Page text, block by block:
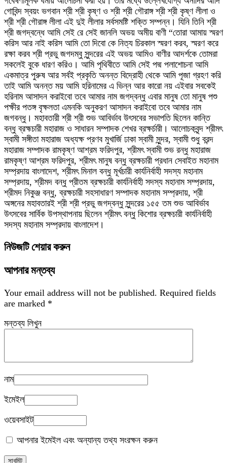
গোবিন্দ স্বয়ং ভগবান শ্রী শ্রী কৃষ্ণ ও শ্রী শ্রী গৌরাঙ্গ শ্রী শ্রী কৃষ্ণ লীলা ও
শ্রী শ্রী গৌরাঙ্গ লীলা এই দুই লীলার সর্বসমষ্টি শক্তি সম্পন্ন। যিনি তিনি শ্রী
শ্রী জগদ্বন্ধে আমি সেই রে সেই জানলি অভয় অমীয় বাণী “তোরা আমায় স্মরণ
করিস আর নাই করিস আমি তো দিবো কে নিত্য চিরকাল স্মরণ করব, স্মরণ করে
রক্ষা করব শ্রী প্রভু জগদম্বু সুন্দরের এই অভয় আমিও বাণীর আদর্শকে তোমরা
সকলেই বুকে ধারণ করিও। আমি পৃথিবীতে আমি সেই পদ্ম পলাশোচনা আমি
একমাত্র পুরুষ আর সর্বই প্রকৃতি অনন্ত বিদ্রোহী থেকে আমি পূজা গ্রহণ করি
তাই আমি অনন্ত ময় আমি হরিনামের এ ভিন্ন আর কারো নয় এইবার সবকেই
হরিনাম আসাদন করাইবো তবে আমার নাম জগদ্বন্ধু এবার মানুষ তো মানুষ পশু
পক্ষীর পতঙ্গ বৃক্ষলতা এমনকি অনুকরণ আসাদন করাইবো তবে আমার নাম
জগবন্ধু। মহাবতারী শ্রী শ্রী শুভ আবির্ভাব উৎসবের সভাপতি ছিলেন কান্তি
বন্ধু ব্রহ্মচারী মহারাজ ও সাধারন সম্পাদক শেখর ব্রক্ষর্চারী। আলোচকবৃন্দ শ্রীমৎ
স্বামী সঙ্গীতা মহারাজ অধ্যক্ষ প্রণব মুখার্জি ঢাকা স্বামী সুন্দর, স্বামী শুধু বরন্দ
মহারাজ সম্পাদক রামকৃষ্ণ আশ্রম ফরিদপুর, শ্রীমৎ স্বামী শুভ রন্ধু মহারাজ
রামকৃষ্ণ আশ্রম ফরিদপুর, শ্রীমৎ মানুষ বন্ধু ব্রক্ষচারী প্রধান সেবাইত মহানাম
সম্প্রদায় বাংলাদেশ, শ্রীমৎ মিনাল বন্ধু মূর্খচারী কার্যনির্বাহী সদস্য মহানাম
সম্প্রদায়, শ্রীমদ বন্ধু প্রীতম ব্রক্ষচারী কার্যনির্বাহী সদস্য মহানাম সম্প্রদায়,
শ্রীমদ নিকুঞ্জ বন্ধু, ব্রক্ষচারী সহসাধারণ সম্পাদক মহানাম সম্প্রদায়, শ্রী
অঙ্গনের মহাবতারই শ্রী শ্রী প্রভু জগদ্বন্ধু সুন্দরের ১৫৫ তম শুভ আবির্ভাব
উৎসবের সার্বিক উপস্থাপনায় ছিলেন শ্রীমৎ বন্ধু কিশোর ব্রক্ষচারী কার্যনির্বাহী
সদস্য মহানাম সম্প্রদায় বাংলাদেশ।
নিউজটি শেয়ার করুন
আপনার মন্তব্য
Your email address will not be published. Required fields
are marked *
মন্তব্য লিখুন
নাম
ইমেইল
ওয়েবসাইট
আপনার ইমেইল এবং অন্যান্য তথ্য সংরক্ষন করুন